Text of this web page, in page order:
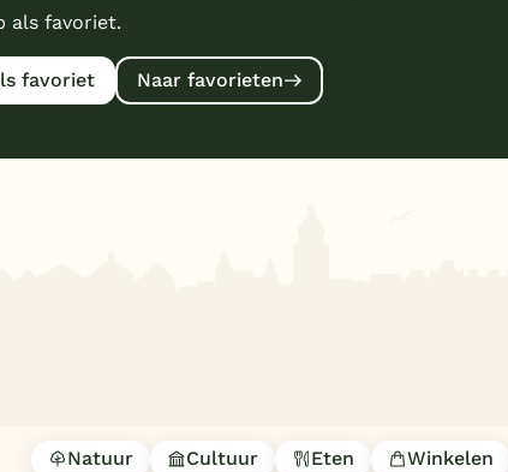
als favoriet.
favoriet Naar favorieten
Natuur Cultuur Eten Winkelen